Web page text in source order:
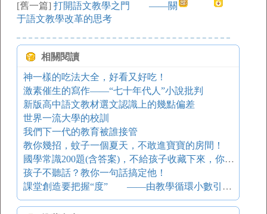
[舊一篇] 打開語文教學之門 ——關
于語文教學改革的思考
相關閱讀
神一樣的吃法大全，好看又好吃！
激素催生的寫作——“七十年代人”小說批判
新版高中語文教材選文認識上的幾點偏差
世界一流大學的校訓
我們下一代的教育被誰接管
教你幾招，蚊子一個夏天，不敢進寶寶的房間！
國學常識200題(含答案)，不給孩子收藏下來，你就虧了
孩子不聽話？教你一句話搞定他！
課堂創造要把握“度” ——由教學循環小數引發的思考